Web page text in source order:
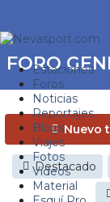
Estaciones
Foros
Noticias
Reportajes
Blogs
Viajes
Fotos
Videos
Material
FORO
Nuevo
Destacado